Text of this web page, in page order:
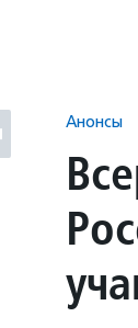
Анонсы